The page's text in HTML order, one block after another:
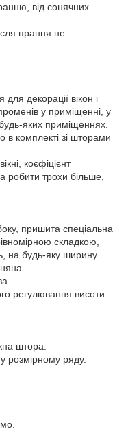
від сонячних
прання не
для декорації вікон і
у приміщенні, у
яких приміщеннях.
в комплекті зі шторами
коєфіцієнт
робити трохи більше,
пришита спеціальна
складкою,
на будь-яку ширину.
регулювання висоти
штора.
розмірному ряду.